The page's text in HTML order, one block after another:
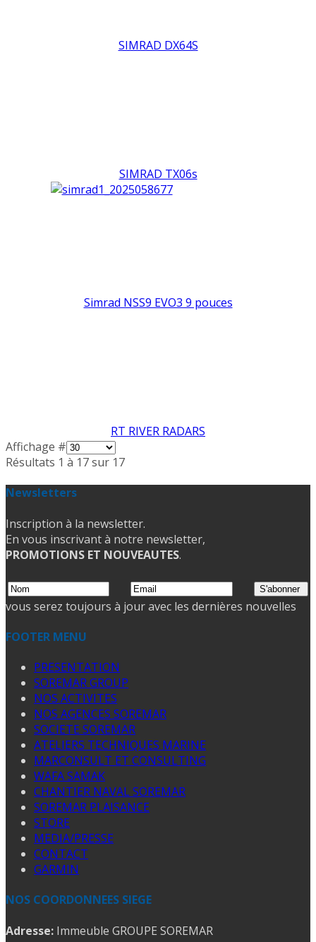
SIMRAD DX64S
SIMRAD TX06s
Simrad NSS9 EVO3 9 pouces
RT RIVER RADARS
Affichage #
Résultats 1 à 17 sur 17
Newsletters
Inscription à la newsletter.
En vous inscrivant à notre newsletter,
PROMOTIONS ET NOUVEAUTES.
vous serez toujours à jour avec les dernières nouvelles
FOOTER MENU
PRESENTATION
SOREMAR GROUP
NOS ACTIVITES
NOS AGENCES SOREMAR
SOCIETE SOREMAR
ATELIERS TECHNIQUES MARINE
MARCONSULT ET CONSULTING
WAFA SAMAK
CHANTIER NAVAL SOREMAR
SOREMAR PLAISANCE
STORE
MEDIA/PRESSE
CONTACT
GARMIN
NOS COORDONNEES SIEGE
Adresse: Immeuble GROUPE SOREMAR